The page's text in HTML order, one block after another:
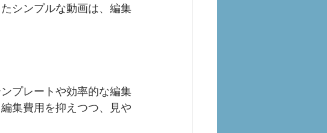
シンプルな動画は、編集
プレートや効率的な編集
集費用を抑えつつ、見や